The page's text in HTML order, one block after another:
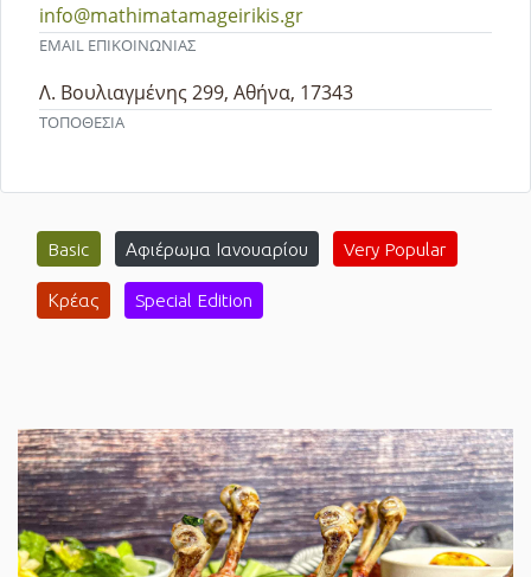
EMAIL ΕΠΙΚΟΙΝΩΝΙΑΣ
info@mathimatamageirikis.gr
ΤΟΠΟΘΕΣΙΑ
Λ. Βουλιαγμένης 299, Αθήνα, 17343
Basic Αφιέρωμα Ιανουαρίου Very Popular
Κρέας Special Edition